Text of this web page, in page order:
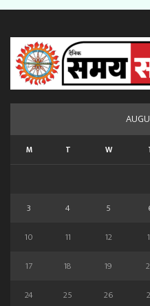
M T W
3
4 5
10
11 12
17
18 19
24
25 26